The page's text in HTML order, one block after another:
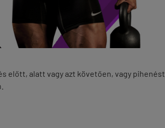
előtt, alatt vagy azt követően, vagy pihenést